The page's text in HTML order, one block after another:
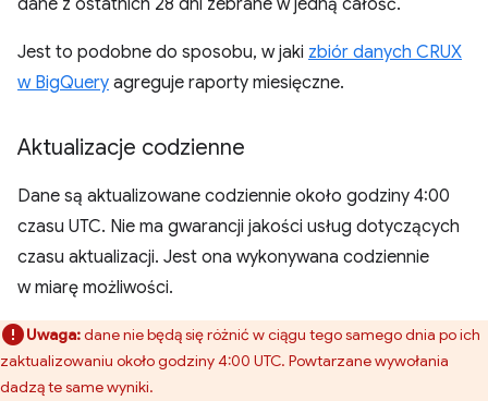
Jest to podobne do sposobu, w jaki zbiór danych CRUX
w BigQuery agreguje raporty miesięczne.
Aktualizacje codzienne
Dane są aktualizowane codziennie około godziny 4:00
czasu UTC. Nie ma gwarancji jakości usług dotyczących
czasu aktualizacji. Jest ona wykonywana codziennie
w miarę możliwości.
Uwaga:dane nie będą się różnić w ciągu tego samego dnia po ich
zaktualizowaniu około godziny 4:00 UTC. Powtarzane wywołania
dadzą te same wyniki.